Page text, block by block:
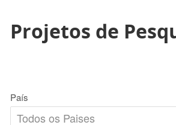
Projetos de
País